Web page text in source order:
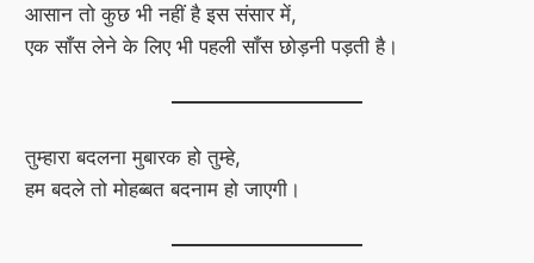
आसान तो कुछ भी नहीं है इस संसार में,
एक साँस लेने के लिए भी पहली साँस छोड़नी पड़ती है।
तुम्हारा बदलना मुबारक हो तुम्हे,
हम बदले तो मोहब्बत बदनाम हो जाएगी।